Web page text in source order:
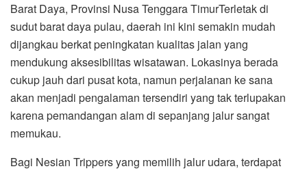
Barat Daya, Provinsi Nusa Tenggara TimurTerletak di
sudut barat daya pulau, daerah ini kini semakin mudah
dijangkau berkat peningkatan kualitas jalan yang
mendukung aksesibilitas wisatawan. Lokasinya berada
cukup jauh dari pusat kota, namun perjalanan ke sana
akan menjadi pengalaman tersendiri yang tak terlupakan
karena pemandangan alam di sepanjang jalur sangat
memukau.
Bagi Nesian Trippers yang memilih jalur udara, terdapat